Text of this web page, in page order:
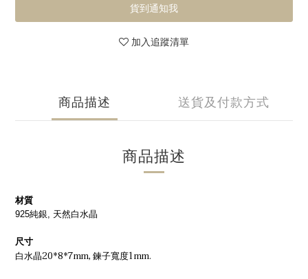
貨到通知我
加入追蹤清單
商品描述 送貨及付款方式
商品描述
材質
925純銀, 天然白水晶
尺寸
白水晶20*8*7mm, 鍊子寬度1mm.